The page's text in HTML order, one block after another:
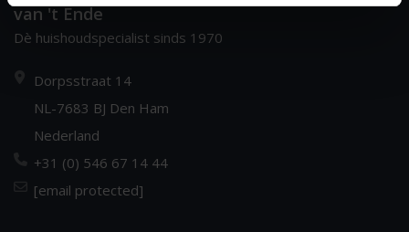
van 't Ende
Dè huishoudspecialist sinds 1970
Dorpsstraat 14
NL-7683 BJ Den Ham
Nederland
+31 (0) 546 67 14 44
[email protected]